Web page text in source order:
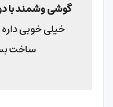
گوشی وشمند با
خیلی خوبی
ساخت